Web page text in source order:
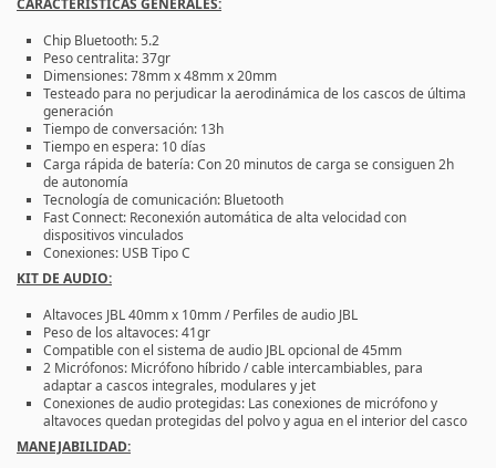
CARACTERÍSTICAS GENERALES:
Chip Bluetooth: 5.2
Peso centralita: 37gr
Dimensiones: 78mm x 48mm x 20mm
Testeado para no perjudicar la aerodinámica de los cascos de última
generación
Tiempo de conversación: 13h
Tiempo en espera: 10 días
Carga rápida de batería: Con 20 minutos de carga se consiguen 2h
de autonomía
Tecnología de comunicación: Bluetooth
Fast Connect: Reconexión automática de alta velocidad con
dispositivos vinculados
Conexiones: USB Tipo C
KIT DE AUDIO:
Altavoces JBL 40mm x 10mm / Perfiles de audio JBL
Peso de los altavoces: 41gr
Compatible con el sistema de audio JBL opcional de 45mm
2 Micrófonos: Micrófono híbrido / cable intercambiables, para
adaptar a cascos integrales, modulares y jet
Conexiones de audio protegidas: Las conexiones de micrófono y
altavoces quedan protegidas del polvo y agua en el interior del casco
MANEJABILIDAD: